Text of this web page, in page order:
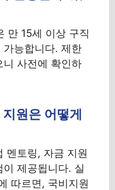
만 15세 이상 구직
가능합니다. 제한
사전에 확인하
원은 어떻게
멘토링, 자금 지원
제공됩니다. 실
따르면, 국비지원